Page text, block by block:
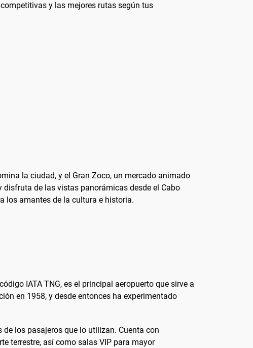
y las mejores rutas según tus
la ciudad, y el Gran Zoco, un mercado animado
disfruta de las vistas panorámicas desde el Cabo
los amantes de la cultura e historia.
IATA TNG, es el principal aeropuerto que sirve a
en 1958, y desde entonces ha experimentado
los pasajeros que lo utilizan. Cuenta con
terrestre, así como salas VIP para mayor